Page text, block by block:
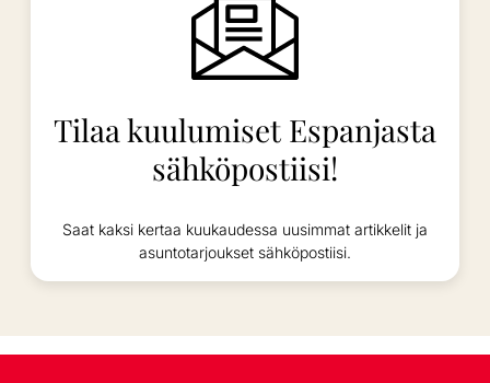
Tilaa kuulumiset Espanjasta
sähköpostiisi!
Saat kaksi kertaa kuukaudessa uusimmat artikkelit ja
asuntotarjoukset sähköpostiisi.